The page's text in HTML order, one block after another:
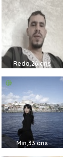
Reda,26 ans
Min,33 ans